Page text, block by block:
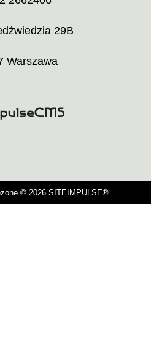
29B
Warszawa
© 2026 SITEIMPULSE®.